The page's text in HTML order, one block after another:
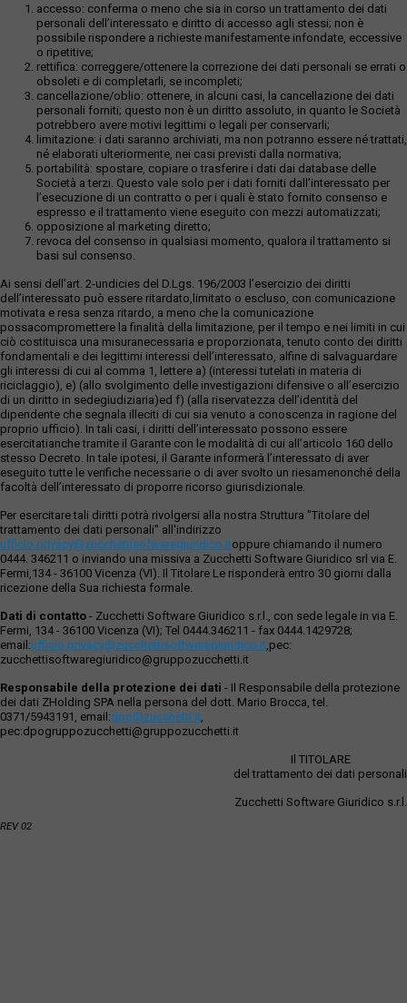
accesso: conferma o meno che sia in corso un trattamento dei dati
personali dell’interessato e diritto di accesso agli stessi; non è
possibile rispondere a richieste manifestamente infondate, eccessive
o ripetitive;
rettifica: correggere/ottenere la correzione dei dati personali se errati o
obsoleti e di completarli, se incompleti;
cancellazione/oblio: ottenere, in alcuni casi, la cancellazione dei dati
personali forniti; questo non è un diritto assoluto, in quanto le Società
potrebbero avere motivi legittimi o legali per conservarli;
limitazione: i dati saranno archiviati, ma non potranno essere né trattati,
né elaborati ulteriormente, nei casi previsti dalla normativa;
portabilità: spostare, copiare o trasferire i dati dai database delle
Società a terzi. Questo vale solo per i dati forniti dall’interessato per
l’esecuzione di un contratto o per i quali è stato fornito consenso e
espresso e il trattamento viene eseguito con mezzi automatizzati;
opposizione al marketing diretto;
revoca del consenso in qualsiasi momento, qualora il trattamento si
basi sul consenso.
Ai sensi dell’art. 2-undicies del D.Lgs. 196/2003 l’esercizio dei diritti
dell’interessato può essere ritardato,limitato o escluso, con comunicazione
motivata e resa senza ritardo, a meno che la comunicazione
possacompromettere la finalità della limitazione, per il tempo e nei limiti in cui
ciò costituisca una misuranecessaria e proporzionata, tenuto conto dei diritti
fondamentali e dei legittimi interessi dell’interessato, alfine di salvaguardare
gli interessi di cui al comma 1, lettere a) (interessi tutelati in materia di
riciclaggio), e) (allo svolgimento delle investigazioni difensive o all’esercizio
di un diritto in sedegiudiziaria)ed f) (alla riservatezza dell’identità del
dipendente che segnala illeciti di cui sia venuto a conoscenza in ragione del
proprio ufficio). In tali casi, i diritti dell’interessato possono essere
esercitatianche tramite il Garante con le modalità di cui all’articolo 160 dello
stesso Decreto. In tale ipotesi, il Garante informerà l’interessato di aver
eseguito tutte le verifiche necessarie o di aver svolto un riesamenonché della
facoltà dell’interessato di proporre ricorso giurisdizionale.
Per esercitare tali diritti potrà rivolgersi alla nostra Struttura "Titolare del
trattamento dei dati personali" all'indirizzo
ufficio.privacy@zucchettisofwaregiuridico.itoppure chiamando il numero
0444. 346211 o inviando una missiva a Zucchetti Software Giuridico srl via E.
Fermi,134 - 36100 Vicenza (VI). Il Titolare Le risponderà entro 30 giorni dalla
ricezione della Sua richiesta formale.
Dati di contatto - Zucchetti Software Giuridico s.r.l., con sede legale in via E.
Fermi, 134 - 36100 Vicenza (VI); Tel 0444.346211 - fax 0444.1429728;
email:ufficio.privacy@zucchettisoftwaregiuridico.it ,pec:
zucchettisoftwaregiuridico@gruppozucchetti.it
Responsabile della protezione dei dati - Il Responsabile della protezione
dei dati ZHolding SPA nella persona del dott. Mario Brocca, tel.
0371/5943191, email:dpo@zucchetti.it
pec:dpogruppozucchetti@gruppozucchetti.it
Il TITOLARE
del trattamento dei dati personali
Zucchetti Software Giuridico s.r.l.
REV 02